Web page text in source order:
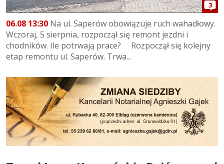
3
06.08 13:30 Na ul. Saperów obowiązuje ruch wahadłowy.
Wczoraj, 5 sierpnia, rozpoczął się remont jezdni i
chodników. Ile potrwają prace? Rozpoczął się kolejny
etap remontu ul. Saperów. Trwa...